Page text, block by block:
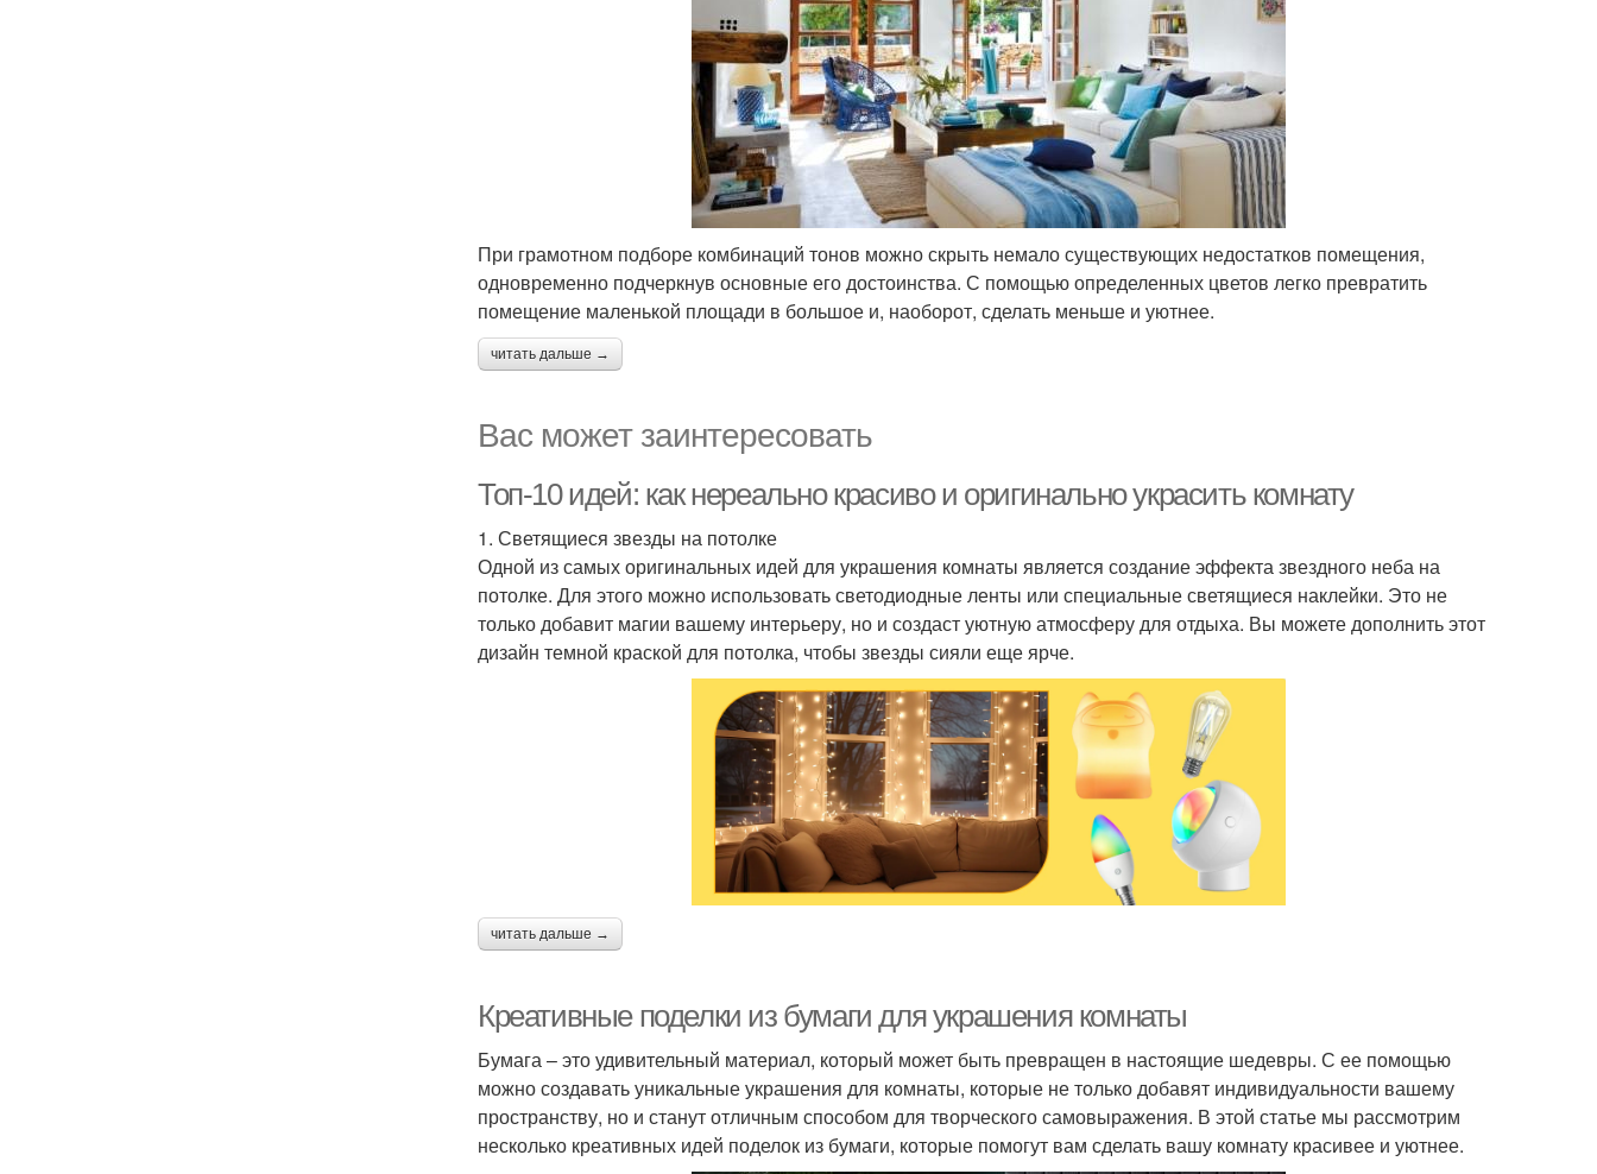
При грамотном подборе комбинаций тонов можно скрыть немало существующих недостатков помещения,
одновременно подчеркнув основные его достоинства. С помощью определенных цветов легко превратить
помещение маленькой площади в большое и, наоборот, сделать меньше и уютнее.
читать дальше →
Вас может заинтересовать
Топ-10 идей: как нереально красиво и оригинально украсить комнату
1. Светящиеся звезды на потолке
Одной из самых оригинальных идей для украшения комнаты является создание эффекта звездного неба на
потолке. Для этого можно использовать светодиодные ленты или специальные светящиеся наклейки. Это не
только добавит магии вашему интерьеру, но и создаст уютную атмосферу для отдыха. Вы можете дополнить этот
дизайн темной краской для потолка, чтобы звезды сияли еще ярче.
читать дальше →
Креативные поделки из бумаги для украшения комнаты
Бумага – это удивительный материал, который может быть превращен в настоящие шедевры. С ее помощью
можно создавать уникальные украшения для комнаты, которые не только добавят индивидуальности вашему
пространству, но и станут отличным способом для творческого самовыражения. В этой статье мы рассмотрим
несколько креативных идей поделок из бумаги, которые помогут вам сделать вашу комнату красивее и уютнее.